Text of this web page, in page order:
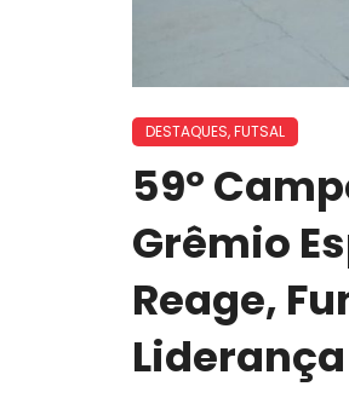
DESTAQUES,FUTSAL
59º
Grêmio
Reage,
Liderança